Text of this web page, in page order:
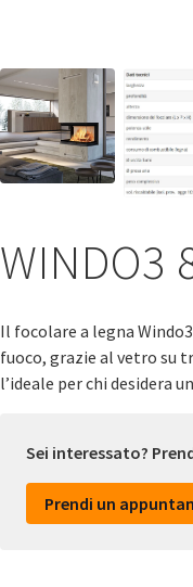
WINDO3
Il focolare a legna
fuoco, grazie al vetro su
l’ideale per chi desidera
Sei interessato?
Prendi un